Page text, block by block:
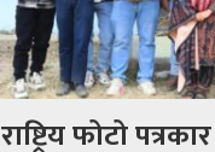
राष्ट्रिय फोटो